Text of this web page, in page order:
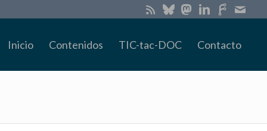
Inicio Contenidos TIC-tac-DOC Contacto